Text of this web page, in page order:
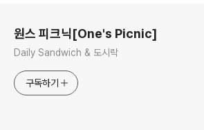
원스 피크닉[One's Picnic]
Daily Sandwich & 도시락
구독하기